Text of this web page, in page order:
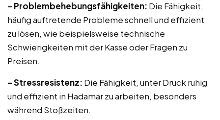
– Problembehebungsfähigkeiten: Die Fähigkeit,
häufig auftretende Probleme schnell und effizient
zu lösen, wie beispielsweise technische
Schwierigkeiten mit der Kasse oder Fragen zu
Preisen.
– Stressresistenz: Die Fähigkeit, unter Druck ruhig
und effizient in Hadamar zu arbeiten, besonders
während Stoßzeiten.